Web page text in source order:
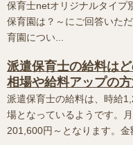
保育士netオリジナルタイプ
保育園は？～にご回答いた
育園につい...
派遣保育士の給料は
相場や給料アップの方
派遣保育士の給料は、時給
場となっているようです。月
201,600円～となります。金